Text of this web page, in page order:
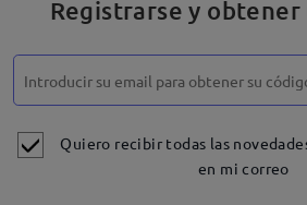
Registrarse y
Quiero recibir todas las
en mi correo